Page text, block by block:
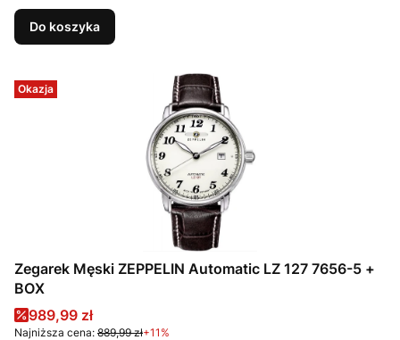
Do koszyka
Okazja
Zegarek Męski ZEPPELIN Automatic LZ 127 7656-5 +
BOX
Cena promocyjna
989,99 zł
Najniższa cena: 889,99 zł+11%